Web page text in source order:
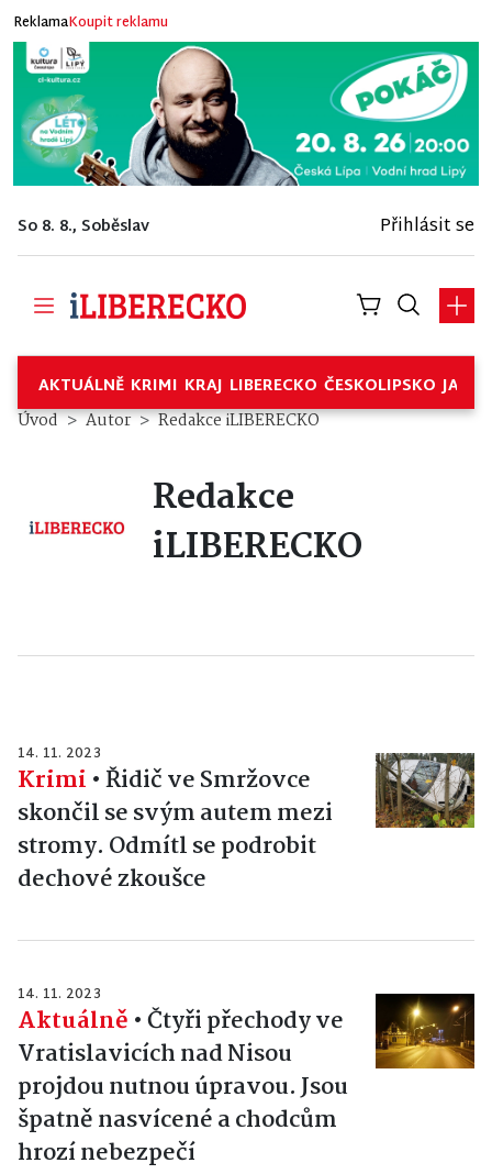
ReklamaKoupit reklamu
So 8. 8., Soběslav Přihlásit se
AKTUÁLNĚ KRIMI KRAJ LIBERECKO ČESKOLIPSKO
Úvod Autor Redakce iLIBERECKO
Redakce
iLIBERECKO
14. 11. 2023
Krimi •Řidič ve Smržovce
skončil se svým autem mezi
stromy. Odmítl se podrobit
dechové zkoušce
14. 11. 2023
Aktuálně •Čtyři přechody ve
Vratislavicích nad Nisou
projdou nutnou úpravou. Jsou
špatně nasvícené a chodcům
hrozí nebezpečí